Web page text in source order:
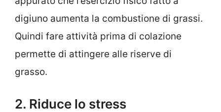
digiuno aumenta la combustione di grassi.
Quindi fare attività prima di colazione
permette di attingere alle riserve di
grasso.
2. Riduce lo stress